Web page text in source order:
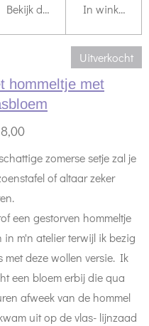
Bekijk details In
Uitverkocht
hommeltje met
zomerse setje zal je
of altaar zeker
een gestorven hommeltje
in m'n atelier terwijl ik bezig
met deze wollen versie. Ik
een bloem erbij die qua
afweek van de hommel
uit op de vlas- lijnzaad